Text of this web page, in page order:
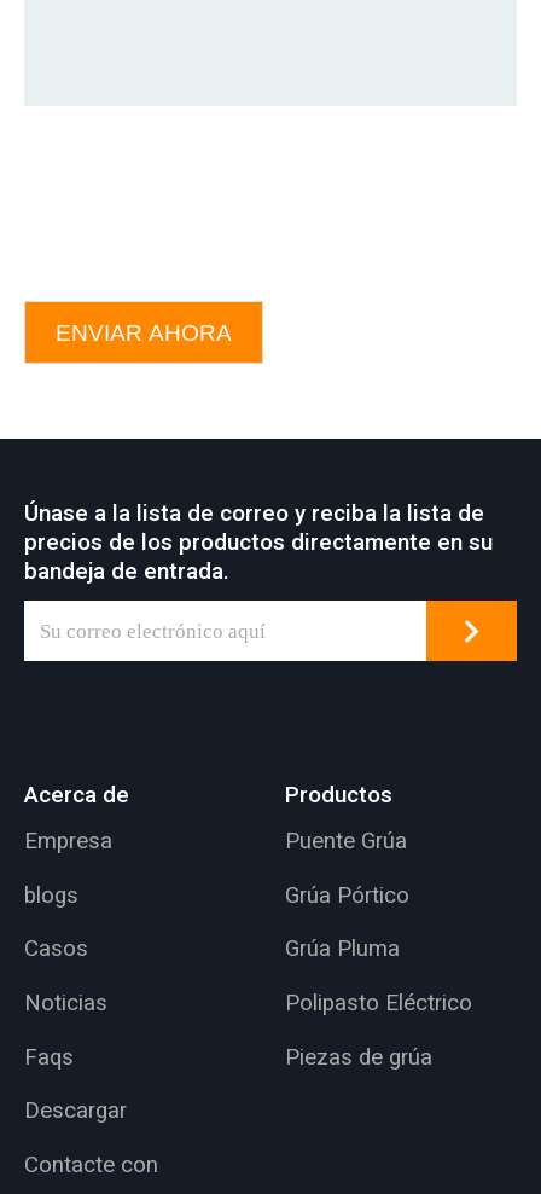
ENVIAR AHORA
Únase a la lista de correo y reciba la lista de
precios de los productos directamente en su
bandeja de entrada.
Acerca de
Empresa
blogs
Casos
Noticias
Faqs
Descargar
Contacte con
Productos
Puente Grúa
Grúa Pórtico
Grúa Pluma
Polipasto Eléctrico
Piezas de grúa